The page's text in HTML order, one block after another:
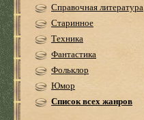
Справочная литература
Старинное
Техника
Фантастика
Фольклор
Юмор
Список всех жанров